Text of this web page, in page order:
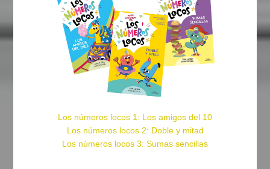
Los números locos 1: Los amigos del 10
Los números locos 2: Doble y mitad
Los números locos 3: Sumas sencillas